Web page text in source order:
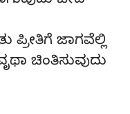
ಜಾಗವೆಲ್ಲಿ
ಚಿಂತಿಸುವುದು